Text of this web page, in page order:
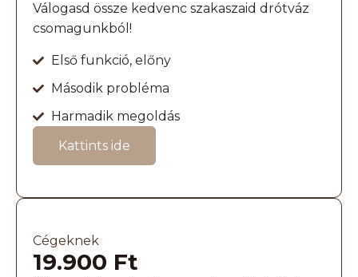
Válogasd össze kedvenc szakaszaid drótváz
csomagunkból!
Első funkció, előny
Második probléma
Harmadik megoldás
Kattints ide
Cégeknek
19.900 Ft